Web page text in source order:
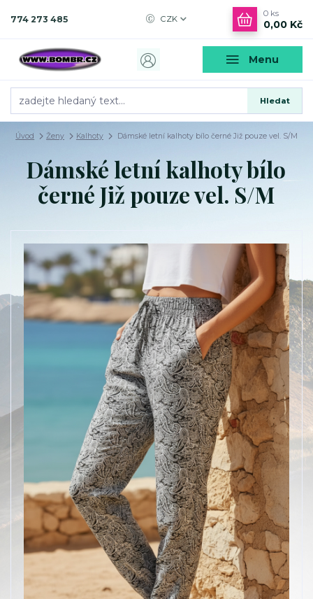
Menu
CZK
Hledat
774 273 485
0 ks
0,00 Kč
Úvod Ženy Kalhoty Dámské letní kalhoty bílo černé Již pouze vel. S/M
Dámské letní kalhoty bílo
černé Již pouze vel. S/M